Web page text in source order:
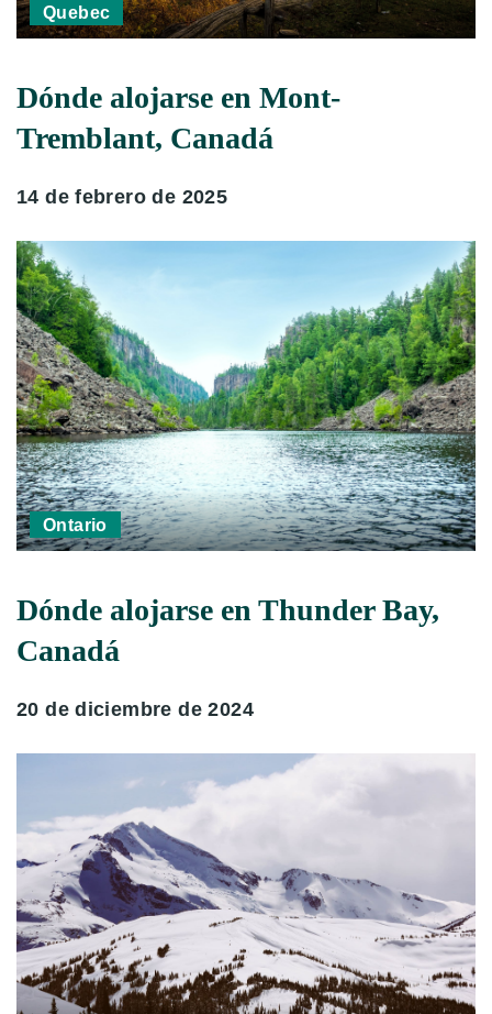
Quebec
Dónde alojarse en Mont-
Tremblant, Canadá
14 de febrero de 2025
Ontario
Dónde alojarse en Thunder Bay,
Canadá
20 de diciembre de 2024